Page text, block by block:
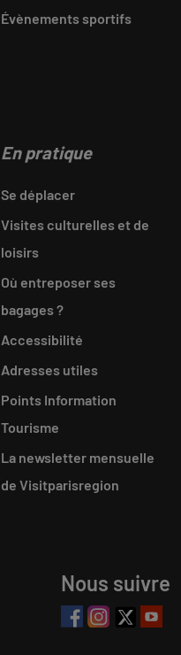
Évènements sportifs
En pratique
Se déplacer
Visites culturelles et de
loisirs
Où entreposer ses
bagages ?
Accessibilité
Adresses utiles
Points Information
Tourisme
La newsletter mensuelle
de Visitparisregion
Nous suivre